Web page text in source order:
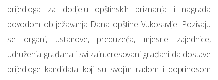
prijedloga za dodjelu opštinskih priznanja i nagrada
povodom obilježavanja Dana opštine Vukosavlje. Pozivaju
se organi, ustanove, preduzeća, mjesne zajednice,
udruženja građana i svi zainteresovani građani da dostave
prijedloge kandidata koji su svojim radom i doprinosom